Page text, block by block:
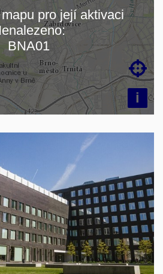
mapu…
i

pro její aktivaci
BNA01